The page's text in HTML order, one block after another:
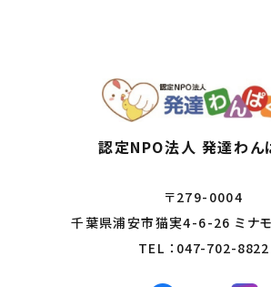
認定NPO法人 発達わん
〒279-0004
千葉県浦安市猫実4-6-26 ミナ
TEL ： 047-702-8822